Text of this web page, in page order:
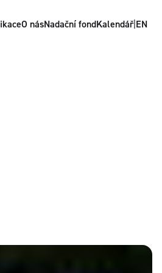
O násNadační fondKalendář|EN